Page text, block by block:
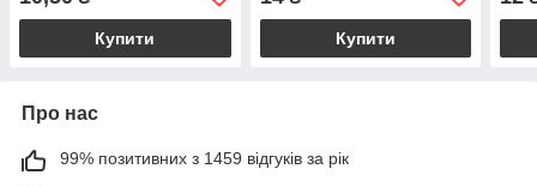
Купити Купити
Про нас
99% позитивних з 1459 відгуків за рік